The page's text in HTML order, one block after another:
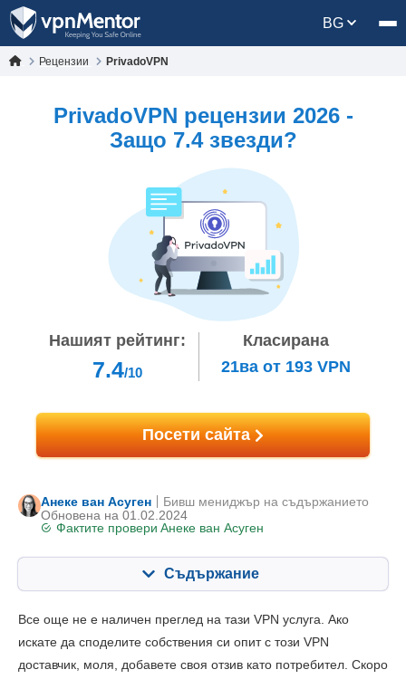
BG
Рецензии PrivadoVPN
PrivadoVPN рецензии 2026 -
Защо 7.4 звезди?
Нашият рейтинг:
7.4/10
Класирана
21ва от 193 VPN
Посети сайта
Анеке ван Асуген
Oбновена на 01.02.2024
Фактите провери Анеке ван Асуген
Бивш мениджър на съдържанието
Съдържание
Ключови опции 7.2
Инсталиране и приложения 7.2
Все още не е наличен преглед на тази VPN услуга. Ако
искате да споделите собствения си опит с този VPN
доставчик, моля, добавете своя отзив като потребител. Скоро